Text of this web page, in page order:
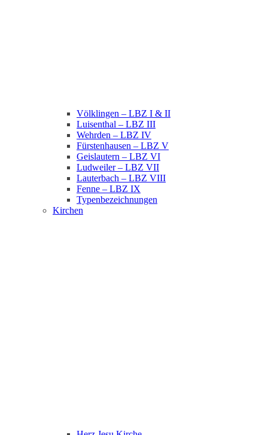
Völklingen – LBZ I & II
Luisenthal – LBZ III
Wehrden – LBZ IV
Fürstenhausen – LBZ V
Geislautern – LBZ VI
Ludweiler – LBZ VII
Lauterbach – LBZ VIII
Fenne – LBZ IX
Typenbezeichnungen
Kirchen